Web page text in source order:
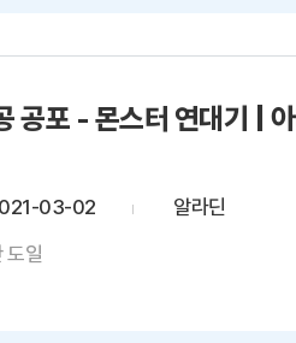
공포 - 몬스터 연대기 |
03-02
알라딘
도일